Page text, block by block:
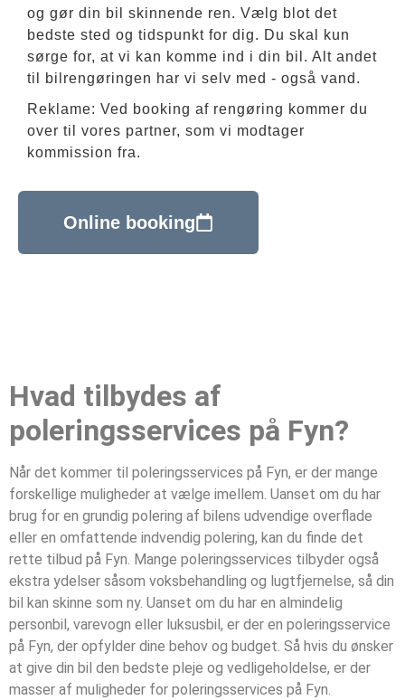
og gør din bil skinnende ren. Vælg blot det
bedste sted og tidspunkt for dig. Du skal kun
sørge for, at vi kan komme ind i din bil. Alt andet
til bilrengøringen har vi selv med - også vand.
Reklame: Ved booking af rengøring kommer du
over til vores partner, som vi modtager
kommission fra.
Online booking
Hvad tilbydes af
poleringsservices på Fyn?
Når det kommer til poleringsservices på Fyn, er der mange
forskellige muligheder at vælge imellem. Uanset om du har
brug for en grundig polering af bilens udvendige overflade
eller en omfattende indvendig polering, kan du finde det
rette tilbud på Fyn. Mange poleringsservices tilbyder også
ekstra ydelser såsom voksbehandling og lugtfjernelse, så din
bil kan skinne som ny. Uanset om du har en almindelig
personbil, varevogn eller luksusbil, er der en poleringsservice
på Fyn, der opfylder dine behov og budget. Så hvis du ønsker
at give din bil den bedste pleje og vedligeholdelse, er der
masser af muligheder for poleringsservices på Fyn.